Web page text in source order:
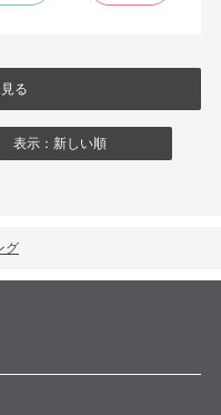
しい。
る
表示：新しい順
グ